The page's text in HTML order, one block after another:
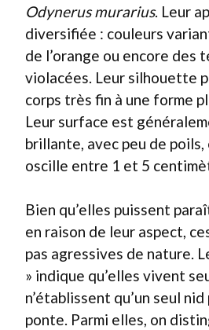
Odynerus murarius. Leur
diversifiée : couleurs
de l’orange ou encore des
violacées. Leur silhouette
corps très fin à une forme
Leur surface est
brillante, avec peu de
oscille entre 1 et 5
Bien qu’elles puissent
en raison de leur aspect,
pas agressives de nature.
» indique qu’elles vivent
n’établissent qu’un seul
ponte. Parmi elles, on